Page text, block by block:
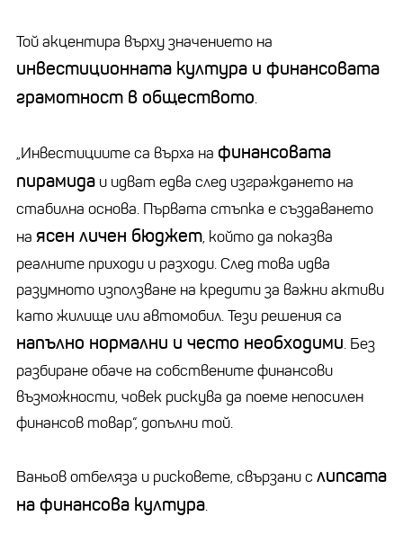
Той акцентира върху значението на
инвестиционната култура и финансовата
грамотност в обществото.
„Инвестициите са върха на финансовата
пирамида и идват едва след изграждането на
стабилна основа. Първата стъпка е създаването
на ясен личен бюджет, който да показва
реалните приходи и разходи. След това идва
разумното използване на кредити за важни активи
като жилище или автомобил. Тези решения са
напълно нормални и често необходими. Без
разбиране обаче на собствените финансови
възможности, човек рискува да поеме непосилен
финансов товар“, допълни той.
Ваньов отбеляза и рисковете, свързани с липсата
на финансова култура.